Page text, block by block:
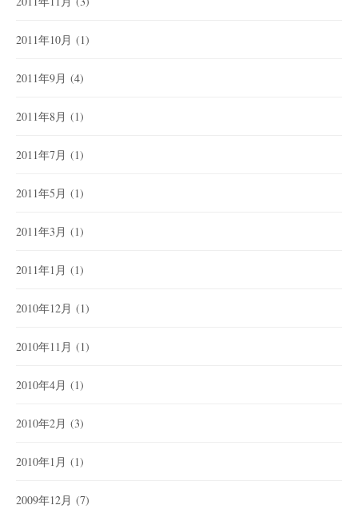
2011年10月 (1)
2011年9月 (4)
2011年8月 (1)
2011年7月 (1)
2011年5月 (1)
2011年3月 (1)
2011年1月 (1)
2010年12月 (1)
2010年11月 (1)
2010年4月 (1)
2010年2月 (3)
2010年1月 (1)
2009年12月 (7)